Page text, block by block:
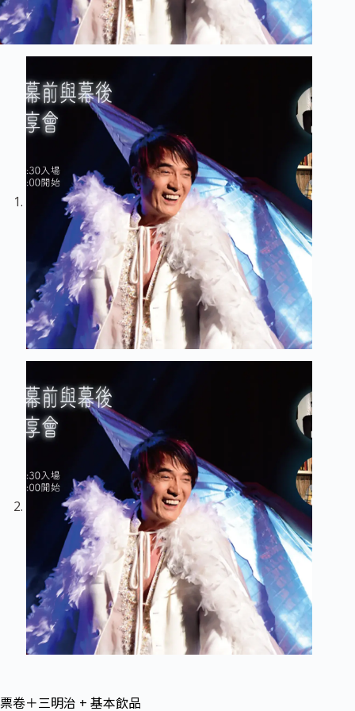
票卷＋三明治 + 基本飲品